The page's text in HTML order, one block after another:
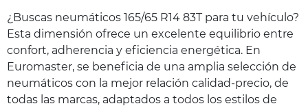
¿Buscas neumáticos 165/65 R14 83T para tu vehículo?
Esta dimensión ofrece un excelente equilibrio entre
confort, adherencia y eficiencia energética. En
Euromaster, se beneficia de una amplia selección de
neumáticos con la mejor relación calidad-precio, de
todas las marcas, adaptados a todos los estilos de